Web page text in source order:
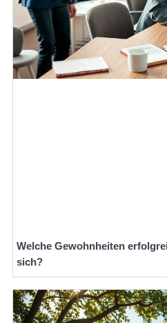
Welche Gewohnheiten
sich?